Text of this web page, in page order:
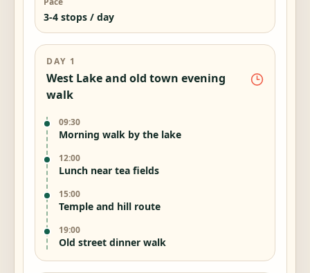
3-4 stops / day
DAY 1
West Lake and old town evening
walk
09:30
Morning walk by the lake
12:00
Lunch near tea fields
15:00
Temple and hill route
19:00
Old street dinner walk